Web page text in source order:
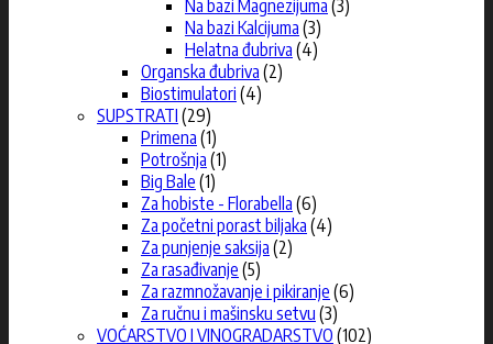
Na bazi Magnezijuma (3)
Na bazi Kalcijuma (3)
Helatna đubriva (4)
Organska đubriva (2)
Biostimulatori (4)
SUPSTRATI (29)
Primena (1)
Potrošnja (1)
Big Bale (1)
Za hobiste - Florabella (6)
Za početni porast biljaka (4)
Za punjenje saksija (2)
Za rasađivanje (5)
Za razmnožavanje i pikiranje (6)
Za ručnu i mašinsku setvu (3)
VOĆARSTVO I VINOGRADARSTVO (102)